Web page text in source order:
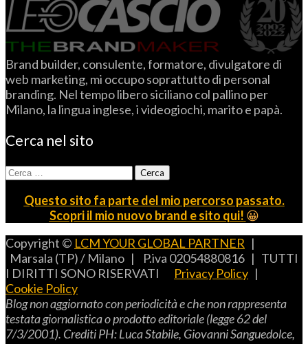
Brand builder, consulente, formatore, divulgatore di
web marketing, mi occupo soprattutto di personal
branding. Nel tempo libero siciliano col pallino per
Milano, la lingua inglese, i videogiochi, marito e papà.
Cerca nel sito
Ricerca
per:
Questo sito fa parte del mio percorso passato.
Scopri il mio nuovo brand e sito qui! 😀
Copyright © LCM YOUR GLOBAL PARTNER |
Marsala (TP) / Milano | P.iva 02054880816 | TUTTI
I DIRITTI SONO RISERVATI Privacy Policy |
Cookie Policy
Blog non aggiornato con periodicità e che non rappresenta
testata giornalistica o prodotto editoriale (legge 62 del
7/3/2001). CreditiPH: LucaStabile, GiovanniSanguedolce,